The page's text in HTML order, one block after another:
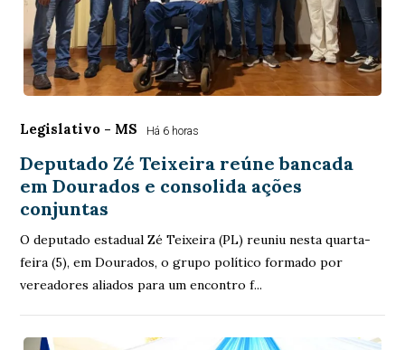
Legislativo - MS Há 6 horas
Deputado Zé Teixeira reúne bancada
em Dourados e consolida ações
conjuntas
O deputado estadual Zé Teixeira (PL) reuniu nesta quarta-
feira (5), em Dourados, o grupo político formado por
vereadores aliados para um encontro f...